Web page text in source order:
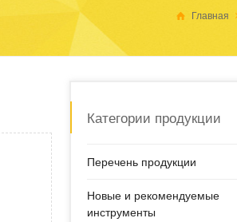
Главная
Категории продукции
Перечень продукции
Новые и рекомендуемые
инструменты